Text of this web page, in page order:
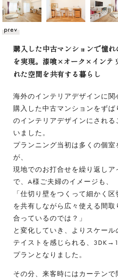
prev
購入した中古マンションで憧
を実現。漆喰×オーク×インテ
れた空間を共有する暮らし
海外のインテリアデザインに関
購入した中古マンションをずば
のインテリアデザインにされ
いました。
プランニング当初は多くの個
が、
現地でのお打合せを繰り返し
で、A様ご夫婦のイメージも、
「仕切り壁をつくって細かく
を共有しながら広々使える間
合っているのでは？」
と変化していき、よりスケー
テイストを感じられる、
プランとなりました。
その分、来客時にはカーテン